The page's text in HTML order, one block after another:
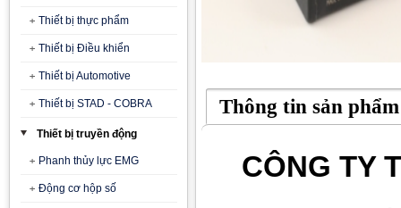
Thiết bị thực phẩm
Thiết bị Điều khiển
Thiết bị Automotive
Thiết bị STAD - COBRA
Thiết bị truyền động
Phanh thủy lực EMG
Động cơ hộp số
Thông tin sản phẩm
CÔNG TY